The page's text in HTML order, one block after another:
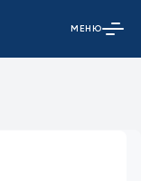
Открыть
МЕНЮ